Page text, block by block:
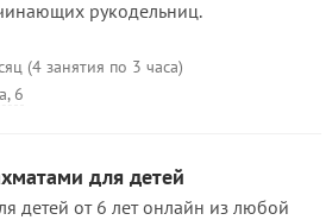
рукодельниц.
(4 занятия по 3 часа)
6
для детей
детей от 6 лет онлайн из любой